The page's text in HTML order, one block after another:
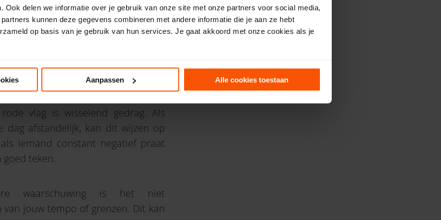
Ook delen we informatie over je gebruik van onze site met onze partners voor social media,
kunnen deze gegevens combineren met andere informatie die je aan ze hebt
op basis van je gebruik van hun services. Je gaat akkoord met onze cookies als je
Aanpassen Alle cookies toestaan
Vaak voel je intuïtief aan als er iets
relatieproblemen
van relatieproblemen.
vlag is wisselend gedrag. Als
afstandelijk, kan dit wijzen op
iemand constant negatief praat
goed teken.
waarschuwing is het niet
van jouw tempo of grenzen. Dit kan